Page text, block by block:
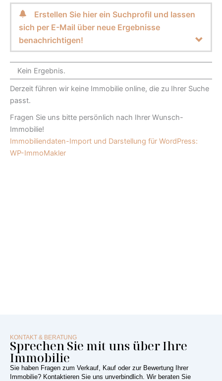
Erstellen Sie hier ein Suchprofil und lassen
sich per E-Mail über neue Ergebnisse
benachrichtigen!
Kein Ergebnis.
Derzeit führen wir keine Immobilie online, die zu Ihrer Suche
passt.
Fragen Sie uns bitte persönlich nach Ihrer Wunsch-
Immobilie!
Immobiliendaten-Import und Darstellung für WordPress:
WP-ImmoMakler
KONTAKT & BERATUNG
Sprechen Sie mit uns über Ihre
Immobilie
Sie haben Fragen zum Verkauf, Kauf oder zur Bewertung Ihrer
Immobilie? Kontaktieren Sie uns unverbindlich. Wir beraten Sie